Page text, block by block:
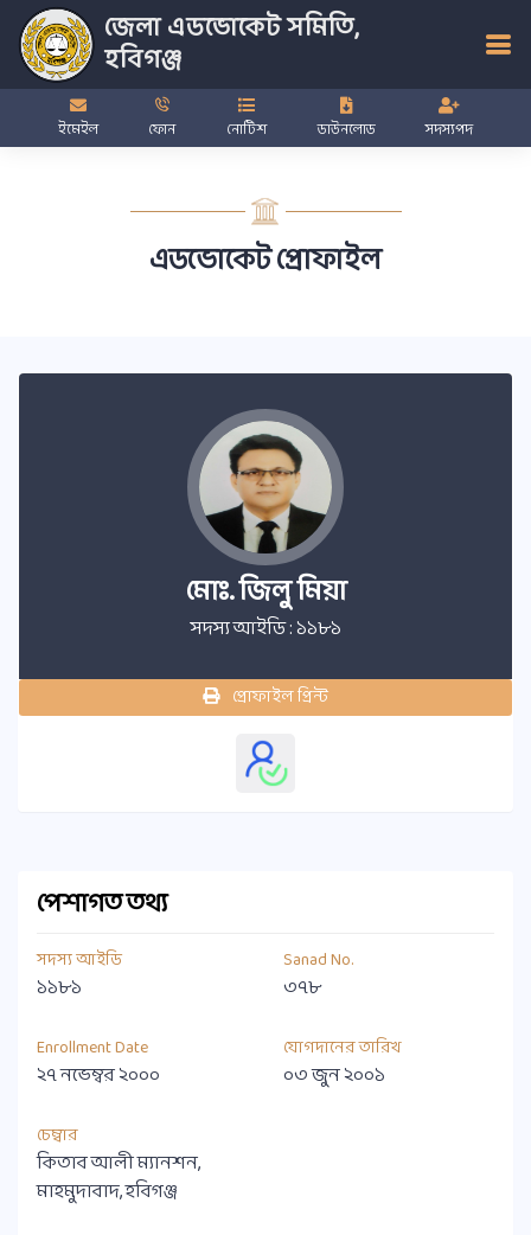
জেলা এডভোকেট সমিতি,
হবিগঞ্জ
ইমেইল ফোন নোটিশ ডাউনলোড সদস্যপদ
এডভোকেট প্রোফাইল
মোঃ. জিলু মিয়া
সদস্য আইডি : ১১৮১
প্রোফাইল প্রিন্ট
পেশাগত তথ্য
সদস্য আইডি
১১৮১
Sanad No.
৩৭৮
Enrollment Date
২৭ নভেম্বর ২০০০
যোগদানের তারিখ
০৩ জুন ২০০১
চেম্বার
কিতাব আলী ম্যানশন,
মাহমুদাবাদ, হবিগঞ্জ